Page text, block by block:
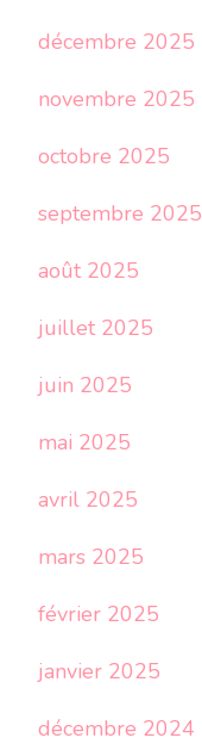
décembre 2025
novembre 2025
octobre 2025
septembre 2025
août 2025
juillet 2025
juin 2025
mai 2025
avril 2025
mars 2025
février 2025
janvier 2025
décembre 2024